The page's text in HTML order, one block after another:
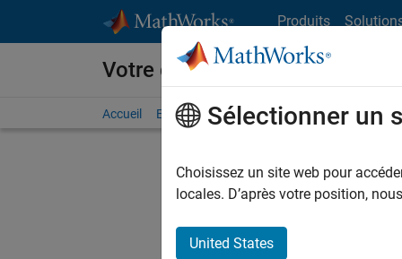
Produits
Votre carrière chez MathWorks
Accueil Explorer nos opportunités Adresses de
Sélectionner un
Choisissez un site web pour
locales. D’après votre position,
United States